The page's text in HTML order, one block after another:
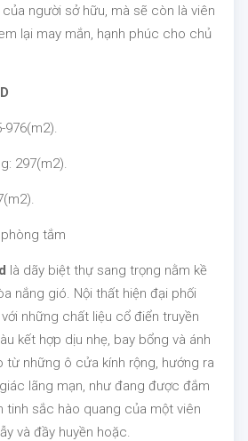
người sở hữu, mà sẽ còn là viên
lại may mắn, hạnh phúc cho chủ
976(m2).
297(m2).
tắm
là dãy biệt thự sang trọng nằm kề
nắng gió. Nội thất hiện đại phối
những chất liệu cổ điển truyền
kết hợp dịu nhẹ, bay bổng và ánh
từ những ô cửa kính rộng, hướng ra
lãng mạn, như đang được đắm
tinh sắc hào quang của một viên
và đầy huyền hoặc.